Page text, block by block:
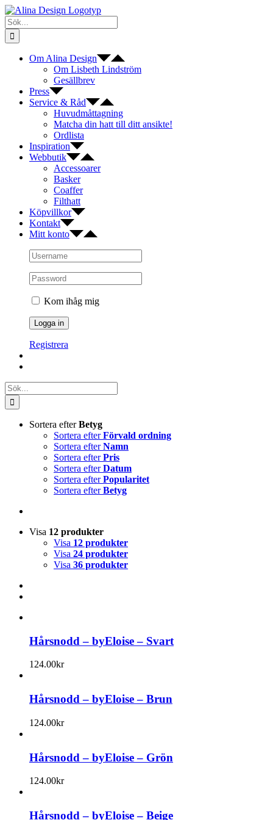
Fortsätt
till
innehållet
Sök
efter:
Om Alina Design
Om Lisbeth Lindström
Gesällbrev
Press
Service & Råd
Huvudmåttagning
Matcha din hatt till ditt ansikte!
Ordlista
Inspiration
Webbutik
Accessoarer
Basker
Coaffer
Filthatt
Köpvillkor
Kontakt
Mitt konto
Kom ihåg mig
Registrera
Sök
efter:
Sortera efterBetyg
Sortera efterFörvald ordning
Sortera efterNamn
Sortera efterPris
Sortera efterDatum
Sortera efterPopularitet
Sortera efterBetyg
Visa 12 produkter
Visa 12 produkter
Visa 24 produkter
Visa 36 produkter
Hårsnodd – byEloise – Svart
124.00kr
Hårsnodd – byEloise – Brun
124.00kr
Hårsnodd – byEloise – Grön
124.00kr
Hårsnodd – byEloise – Beige